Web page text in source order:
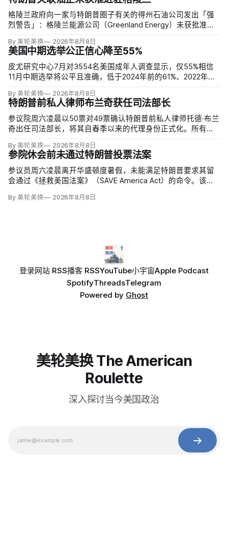
格陵兰政府向一家与特朗普圈子有关的得州石油公司发出「强
烈警告」：格陵兰能源公司（Greenland Energy）未获批准，
地可能蕴藏价值1万亿美元原油，拟投资6000万美元钻两口
井；
By 美轮美换 2026年8月8日
美国中期选举公正信心降至55%
皮尤研究中心7月对3554名美国成年人调查显示，仅55%相信
11月中期选举将公平且准确，低于2024年前的61%、2022年的
向共和党者为55%，民主党及倾向民主党者为58%；
By 美轮美换 2026年8月8日
特朗普前私人律师布兰奇获任司法部长
参议院周六凌晨以50票对49票确认特朗普前私人律师托德·布兰
奇出任司法部长，将其自春季以来的代理身份正式化。所有出
斯倒戈；长期因健康缺席的米奇·麦康奈尔未投票。比尔·卡西迪
最终支持，使提名得以过关。
By 美轮美换 2026年8月8日
参院休会前未通过特朗普投票法案
参议员周六凌晨离开华盛顿度暑假，未能满足特朗普要求其留
会通过《拯救美国法案》（SAVE America Act）的命令。该法
足够支持，更不可能达到参议院推进多数法案所需的60票。
By 美轮美换 2026年8月8日
登录网站 RSS播客 RSSYouTube小宇宙Apple Podcast
SpotifyThreadsTelegram
Powered by Ghost
美轮美换 The American
Roulette
深入探讨当今美国政治